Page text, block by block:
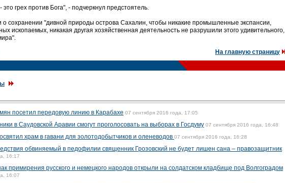
грех против Бога", - подчеркнул предстоятель.
о сохранении "дивной природы острова Сахалин, чтобы никакие промышленные экспансии,
ископаемых, никакая другая хозяйственная деятельность не разрушили этого удивительного,
На главную страницу
посетил передовую линию в Карабахе 07 сентября 2016 года, 17:05
в Саудовской Аравии смогут проголосовать на выборах в Госдуму 07 сентября 2016 года, 16:48
храм в гавани для золотодобытчиков и оленеводов 07 сентября 2016 года, 16:28
обвиняемый в педофилии священник Грозовский не будет лишен сана – правозащитник
16:17
примирения русского и немецкого народов открыли на солдатском кладбище под Волгоградом
16:07